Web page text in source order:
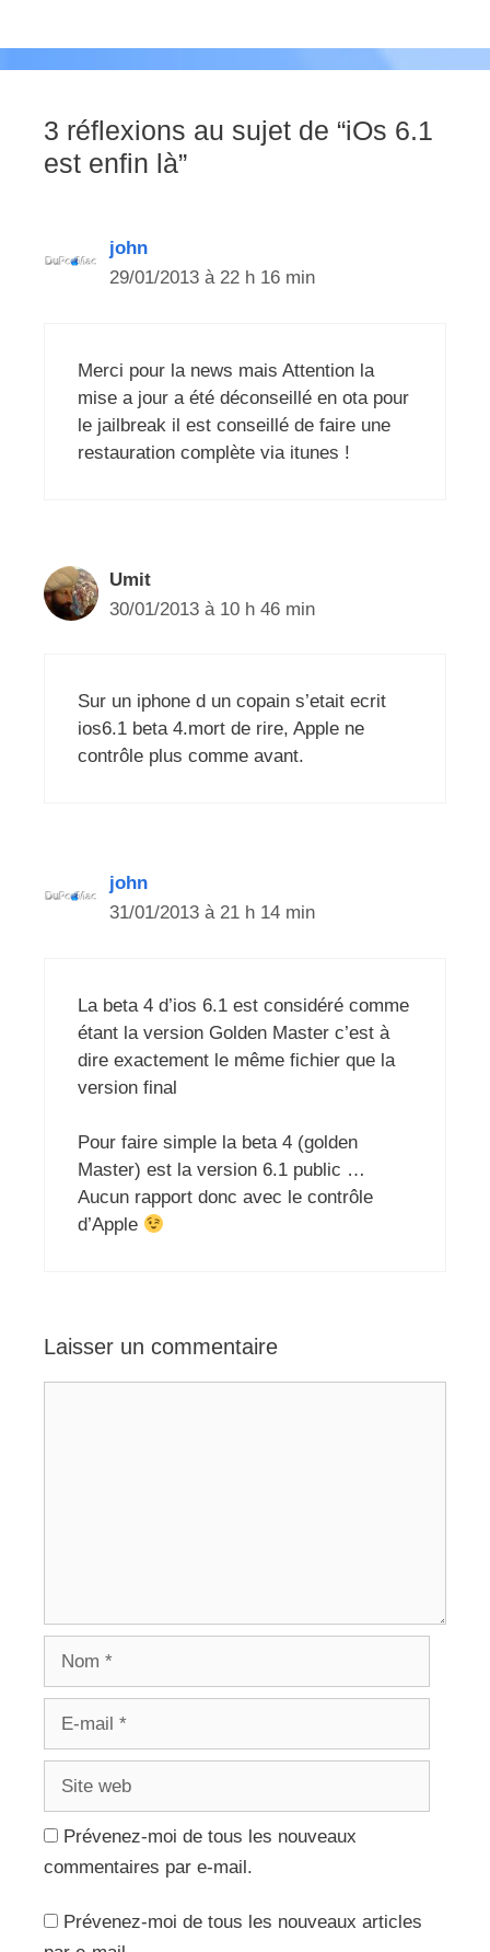
3 réflexions au sujet de “iOs 6.1
est enfin là”
john
29/01/2013 à 22 h 16 min
Merci pour la news mais Attention la
mise a jour a été déconseillé en ota pour
le jailbreak il est conseillé de faire une
restauration complète via itunes !
Umit
30/01/2013 à 10 h 46 min
Sur un iphone d un copain s’etait ecrit
ios6.1 beta 4.mort de rire, Apple ne
contrôle plus comme avant.
john
31/01/2013 à 21 h 14 min
La beta 4 d’ios 6.1 est considéré comme
étant la version Golden Master c’est à
dire exactement le même fichier que la
version final
Pour faire simple la beta 4 (golden
Master) est la version 6.1 public …
Aucun rapport donc avec le contrôle
d’Apple
Laisser un commentaire
Prévenez-moi de tous les nouveaux
commentaires par e-mail.
Prévenez-moi de tous les nouveaux articles